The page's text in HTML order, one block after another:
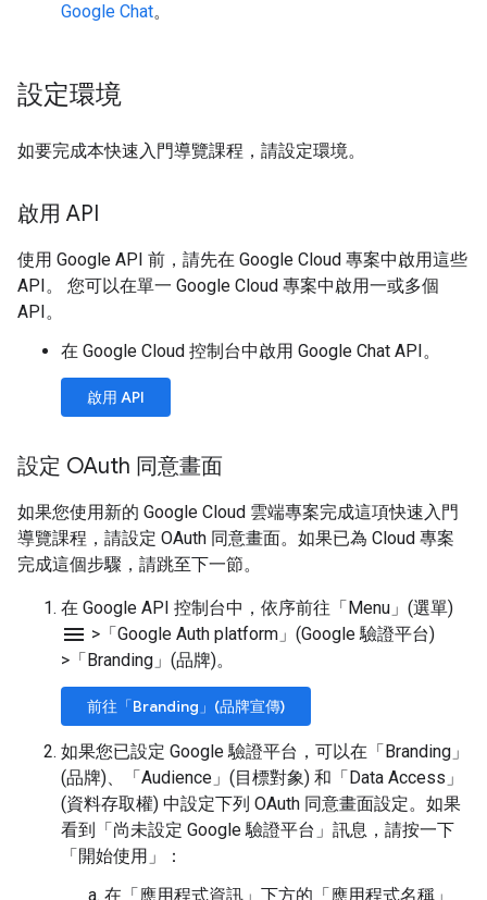
Google Chat。
設定環境
如要完成本快速入門導覽課程，請設定環境。
啟用 API
使用 Google API 前，請先在 Google Cloud 專案中啟用這些
API。 您可以在單一 Google Cloud 專案中啟用一或多個
API。
在 Google Cloud 控制台中啟用 Google Chat API。
啟用 API
設定 OAuth 同意畫面
如果您使用新的 Google Cloud 雲端專案完成這項快速入門
導覽課程，請設定 OAuth 同意畫面。如果已為 Cloud 專案
完成這個步驟，請跳至下一節。
在 Google API 控制台中，依序前往「Menu」(選單)
menu > 「Google Auth platform」(Google 驗證平台)
> 「Branding」(品牌)。
前往「Branding」(品牌宣傳)
如果您已設定 Google 驗證平台，可以在「Branding」
(品牌)、「Audience」(目標對象) 和「Data Access」
(資料存取權) 中設定下列 OAuth 同意畫面設定。如果
看到「尚未設定 Google 驗證平台」 訊息，請按一下
「開始使用」
：
在「應用程式資訊」 下方的「應用程式名稱」